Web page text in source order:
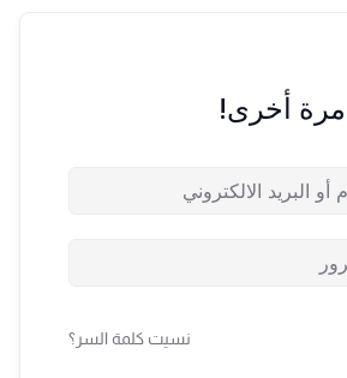
مرة أخرى!
نسيت كلمة السر؟